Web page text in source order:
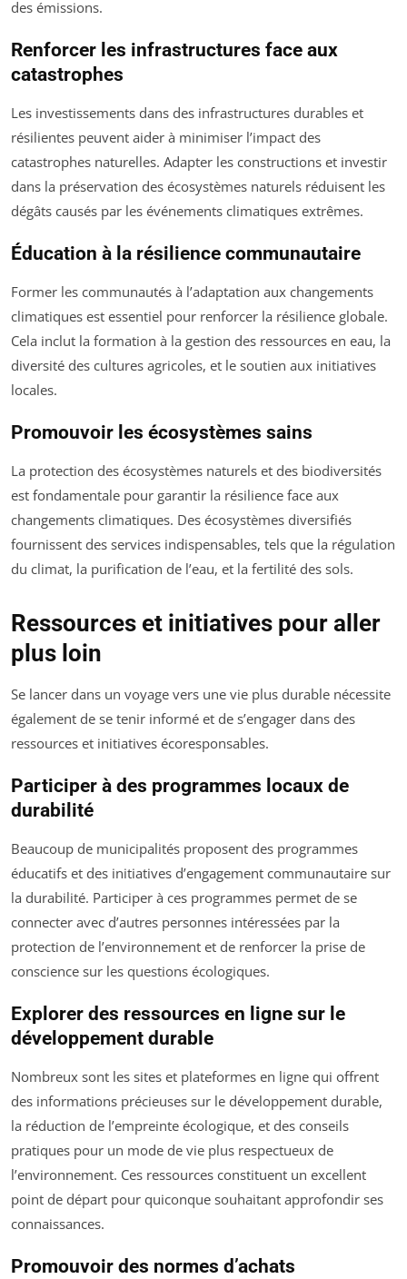
des émissions.
Renforcer les infrastructures face aux
catastrophes
Les investissements dans des infrastructures durables et
résilientes peuvent aider à minimiser l’impact des
catastrophes naturelles. Adapter les constructions et investir
dans la préservation des écosystèmes naturels réduisent les
dégâts causés par les événements climatiques extrêmes.
Éducation à la résilience communautaire
Former les communautés à l’adaptation aux changements
climatiques est essentiel pour renforcer la résilience globale.
Cela inclut la formation à la gestion des ressources en eau, la
diversité des cultures agricoles, et le soutien aux initiatives
locales.
Promouvoir les écosystèmes sains
La protection des écosystèmes naturels et des biodiversités
est fondamentale pour garantir la résilience face aux
changements climatiques. Des écosystèmes diversifiés
fournissent des services indispensables, tels que la régulation
du climat, la purification de l’eau, et la fertilité des sols.
Ressources et initiatives pour aller
plus loin
Se lancer dans un voyage vers une vie plus durable nécessite
également de se tenir informé et de s’engager dans des
ressources et initiatives écoresponsables.
Participer à des programmes locaux de
durabilité
Beaucoup de municipalités proposent des programmes
éducatifs et des initiatives d’engagement communautaire sur
la durabilité. Participer à ces programmes permet de se
connecter avec d’autres personnes intéressées par la
protection de l’environnement et de renforcer la prise de
conscience sur les questions écologiques.
Explorer des ressources en ligne sur le
développement durable
Nombreux sont les sites et plateformes en ligne qui offrent
des informations précieuses sur le développement durable,
la réduction de l’empreinte écologique, et des conseils
pratiques pour un mode de vie plus respectueux de
l’environnement. Ces ressources constituent un excellent
point de départ pour quiconque souhaitant approfondir ses
connaissances.
Promouvoir des normes d’achats